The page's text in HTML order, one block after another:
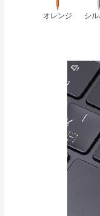
オレンジ シ